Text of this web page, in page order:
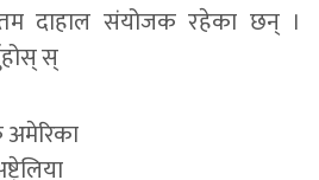
दाहाल संयोजक रहेका छन् ।
स्